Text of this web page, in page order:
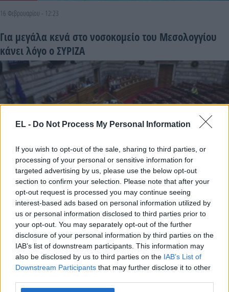
EL - Do Not Process My Personal Information
If you wish to opt-out of the sale, sharing to third parties, or
processing of your personal or sensitive information for
targeted advertising by us, please use the below opt-out
section to confirm your selection. Please note that after your
opt-out request is processed you may continue seeing
interest-based ads based on personal information utilized by
us or personal information disclosed to third parties prior to
your opt-out. You may separately opt-out of the further
disclosure of your personal information by third parties on the
IAB’s list of downstream participants. This information may
also be disclosed by us to third parties on the IAB’s List of
Downstream Participants that may further disclose it to other
16 Φεβρουαρίου - 12:23
Για μεγάλα κενά στο νοσοκομείο του Μεσολογγίου
κάνει λόγο ο ΣΥΡΙΖΑ
ΚΟΜΜΑΤΑ
1 Νοεμβρίου - 08:42
Φορολογική μεταρρύθμιση για το δημογραφικό και
τη μεσαία τάξη – Οι θέσεις των κομμάτων